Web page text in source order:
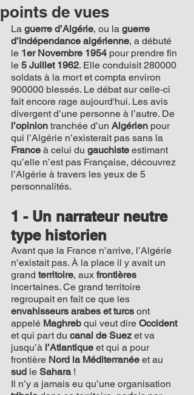
points de vues
La guerre d’Algérie, ou la guerre
d’indépendance algérienne, a débuté
le 1er Novembre 1954 pour prendre fin
le 5 Juillet 1962. Elle conduisit 280000
soldats à la mort et compta environ
900000 blessés. Le débat sur celle-ci
fait encore rage aujourd'hui. Les avis
divergent d’une personne à l’autre. De
l’opinion tranchée d’un Algérien pour
qui l’Algérie n’existerait pas sans la
France à celui du gauchiste estimant
qu’elle n’est pas Française, découvrez
l’Algérie à travers les yeux de 5
personnalités.
1 - Un narrateur neutre
type historien
Avant que la France n’arrive, l’Algérie
n’existait pas. À la place il y avait un
grand territoire, aux frontières
incertaines. Ce grand territoire
regroupait en fait ce que les
envahisseurs arabes et turcs ont
appelé Maghreb qui veut dire Occident
et qui part du canal de Suez et va
jusqu’à l’Atlantique et qui a pour
frontière Nord la Méditerranée et au
sud le Sahara !
Il n’y a jamais eu qu’une organisation